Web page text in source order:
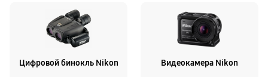
Цифровой бинокль Nikon Видеокамера Nikon